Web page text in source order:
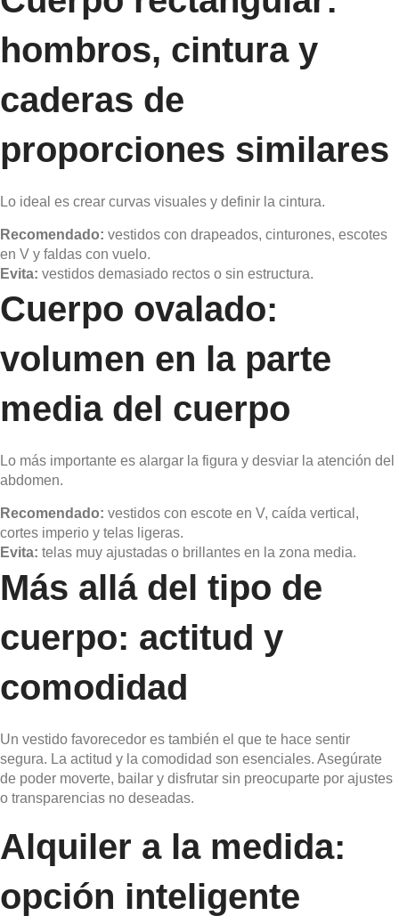
hombros, cintura y
caderas de
proporciones similares
Lo ideal es crear curvas visuales y definir la cintura.
Recomendado: vestidos con drapeados, cinturones, escotes
en V y faldas con vuelo.
Evita: vestidos demasiado rectos o sin estructura.
Cuerpo ovalado:
volumen en la parte
media del cuerpo
Lo más importante es alargar la figura y desviar la atención del
abdomen.
Recomendado: vestidos con escote en V, caída vertical,
cortes imperio y telas ligeras.
Evita: telas muy ajustadas o brillantes en la zona media.
Más allá del tipo de
cuerpo: actitud y
comodidad
Un vestido favorecedor es también el que te hace sentir
segura. La actitud y la comodidad son esenciales. Asegúrate
de poder moverte, bailar y disfrutar sin preocuparte por ajustes
o transparencias no deseadas.
Alquiler a la medida:
opción inteligente